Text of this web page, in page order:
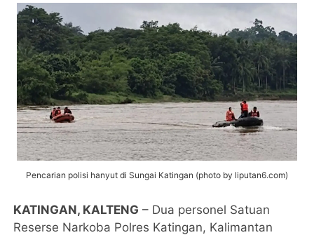
Pencarian polisi hanyut di Sungai Katingan (photo by liputan6.com)
KATINGAN, KALTENG – Dua personel Satuan
Reserse Narkoba Polres Katingan, Kalimantan